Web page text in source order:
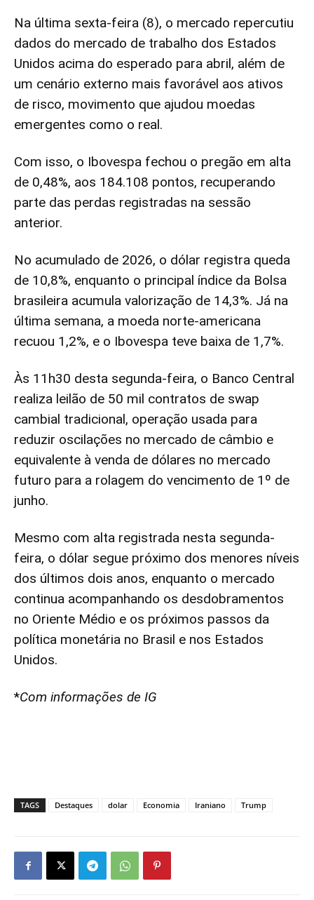
Na última sexta-feira (8), o mercado repercutiu
dados do mercado de trabalho dos Estados
Unidos acima do esperado para abril, além de
um cenário externo mais favorável aos ativos
de risco, movimento que ajudou moedas
emergentes como o real.
Com isso, o Ibovespa fechou o pregão em alta
de 0,48%, aos 184.108 pontos, recuperando
parte das perdas registradas na sessão
anterior.
No acumulado de 2026, o dólar registra queda
de 10,8%, enquanto o principal índice da Bolsa
brasileira acumula valorização de 14,3%. Já na
última semana, a moeda norte-americana
recuou 1,2%, e o Ibovespa teve baixa de 1,7%.
Às 11h30 desta segunda-feira, o Banco Central
realiza leilão de 50 mil contratos de swap
cambial tradicional, operação usada para
reduzir oscilações no mercado de câmbio e
equivalente à venda de dólares no mercado
futuro para a rolagem do vencimento de 1º de
junho.
Mesmo com alta registrada nesta segunda-
feira, o dólar segue próximo dos menores níveis
dos últimos dois anos, enquanto o mercado
continua acompanhando os desdobramentos
no Oriente Médio e os próximos passos da
política monetária no Brasil e nos Estados
Unidos.
*Com informações de IG
TAGS Destaques dolar Economia Iraniano Trump